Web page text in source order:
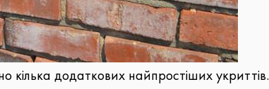
додаткових найпростіших укриттів.